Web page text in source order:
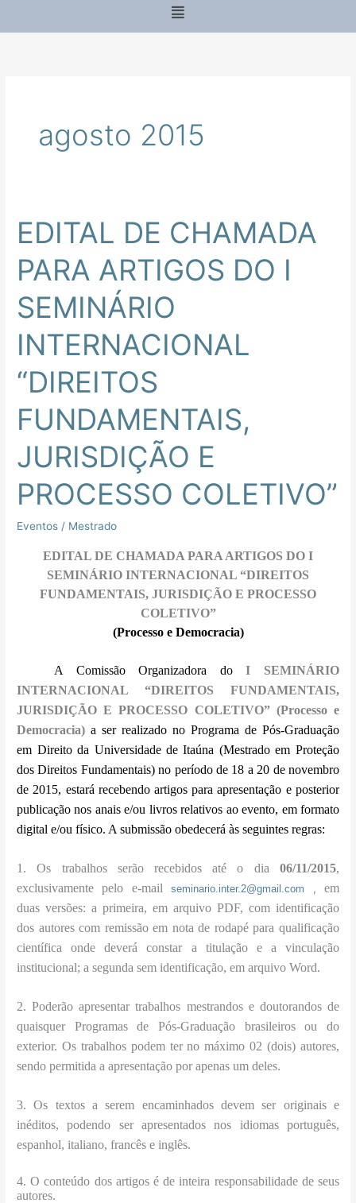
Menu
agosto 2015
EDITAL DE CHAMADA
PARA ARTIGOS DO I
SEMINÁRIO
INTERNACIONAL
“DIREITOS
FUNDAMENTAIS,
JURISDIÇÃO E
PROCESSO COLETIVO”
Eventos / Mestrado
EDITAL DE CHAMADA PARA ARTIGOS DO I
SEMINÁRIO INTERNACIONAL “DIREITOS
FUNDAMENTAIS, JURISDIÇÃO E PROCESSO
COLETIVO”
(Processo e Democracia)
A Comissão Organizadora doI SEMINÁRIO
INTERNACIONAL “DIREITOS FUNDAMENTAIS,
JURISDIÇÃO E PROCESSO COLETIVO” (Processo e
Democracia) a ser realizado no Programa de Pós-Graduação
em Direito da Universidade de Itaúna (Mestrado em Proteção
dos Direitos Fundamentais) no período de 18 a 20 de novembro
de 2015, estará recebendo artigos para apresentação e posterior
publicação nos anais e/ou livros relativos ao evento, em formato
digital e/ou físico. A submissão obedecerá às seguintes regras:
1. Os trabalhos serão recebidos até o dia 06/11/2015,
exclusivamente pelo e-mailseminario.inter.2@gmail.com , em
duas versões: a primeira, em arquivo PDF, com identificação
dos autores com remissão em nota de rodapé para qualificação
científica onde deverá constar a titulação e a vinculação
institucional; a segunda sem identificação, em arquivo Word.
2. Poderão apresentar trabalhos mestrandos e doutorandos de
quaisquer Programas de Pós-Graduação brasileiros ou do
exterior. Os trabalhos podem ter no máximo 02 (dois) autores,
sendo permitida a apresentação por apenas um deles.
3. Os textos a serem encaminhados devem ser originais e
inéditos, podendo ser apresentados nos idiomas português,
espanhol, italiano, francês e inglês.
4. O conteúdo dos artigos é de inteira responsabilidade de seus
autores.
EDITAL
DE
CHAMADA
PARA
ARTIGOS
DO
INTERNACIONAL
FUNDAMENTAIS,
E
PROCESSO
COLETIVO”